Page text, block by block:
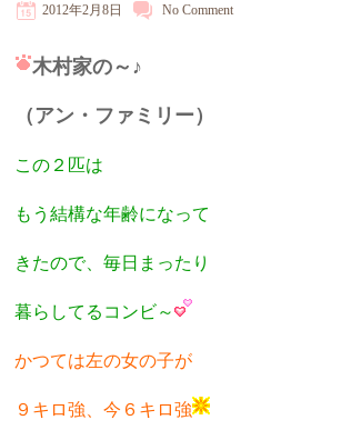
2012年2月8日 No Comment
木村家の～♪
（アン・ファミリー）
この２匹は
もう結構な年齢になって
きたので、毎日まったり
暮らしてるコンビ～
かつては左の女の子が
９キロ強、今６キロ強